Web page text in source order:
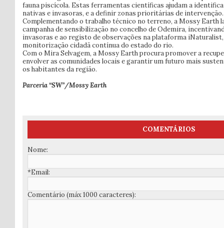
fauna piscícola. Estas ferramentas científicas ajudam a
nativas e invasoras, e a definir zonas prioritárias de intervenção.
Complementando o trabalho técnico no terreno, a Mossy Earth
campanha de sensibilização no concelho de Odemira,
invasoras e ao registo de observações na plataforma
monitorização cidadã contínua do estado do rio.
Com o Mira Selvagem, a Mossy Earth procura promover a
envolver as comunidades locais e garantir um futuro mais
os habitantes da região.
Parceria “SW”/Mossy Earth
COMENTÁRIOS
Nome:
*Email:
Comentário (máx 1000 caracteres):